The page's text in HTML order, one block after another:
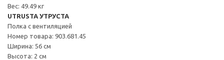
Вес: 49.49 кг
UTRUSTA УТРУСТА
Полка с вентиляцией
Номер товара: 903.681.45
Ширина: 56 см
Высота: 2 см